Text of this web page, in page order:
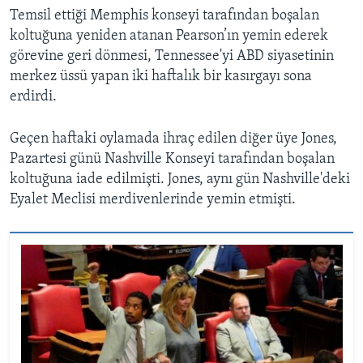
Temsil ettiği Memphis konseyi tarafından boşalan
koltuğuna yeniden atanan Pearson’ın yemin ederek
görevine geri dönmesi, Tennessee'yi ABD siyasetinin
merkez üssü yapan iki haftalık bir kasırgayı sona
erdirdi.
Geçen haftaki oylamada ihraç edilen diğer üye Jones,
Pazartesi günü Nashville Konseyi tarafından boşalan
koltuğuna iade edilmişti. Jones, aynı gün Nashville'deki
Eyalet Meclisi merdivenlerinde yemin etmişti.